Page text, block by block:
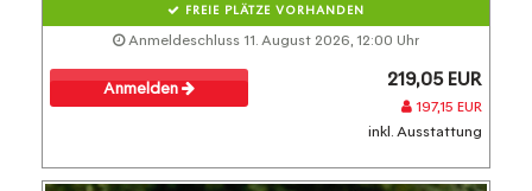
FREIE PLÄTZE VORHANDEN
Anmeldeschluss 11. August 2026, 12:00 Uhr
Anmelden 219,05 EUR
197,15 EUR
inkl. Ausstattung